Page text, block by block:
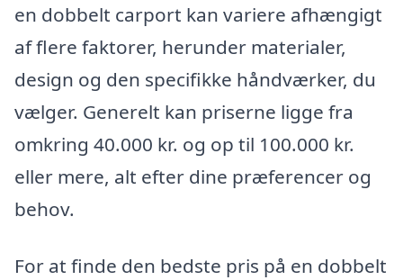
en dobbelt carport kan variere afhængigt
af flere faktorer, herunder materialer,
design og den specifikke håndværker, du
vælger. Generelt kan priserne ligge fra
omkring 40.000 kr. og op til 100.000 kr.
eller mere, alt efter dine præferencer og
behov.
For at finde den bedste pris på en dobbelt